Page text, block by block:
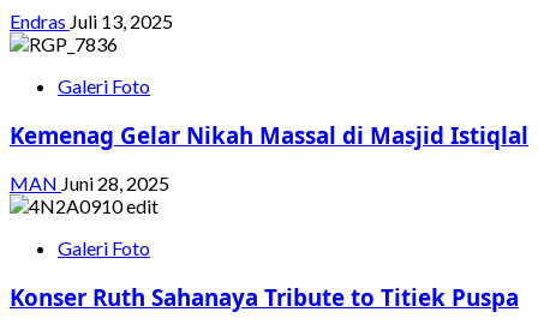
Endras Juli 13, 2025
Galeri Foto
Kemenag Gelar Nikah Massal di Masjid Istiqlal
MAN Juni 28, 2025
Galeri Foto
Konser Ruth Sahanaya Tribute to Titiek Puspa